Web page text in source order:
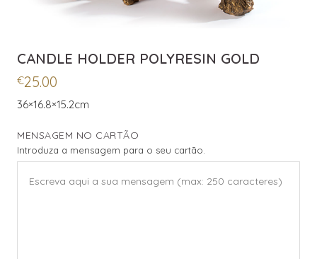
CANDLE HOLDER POLYRESIN GOLD
€25.00
36×16.8×15.2cm
MENSAGEM NO CARTÃO
Introduza a mensagem para o seu cartão.